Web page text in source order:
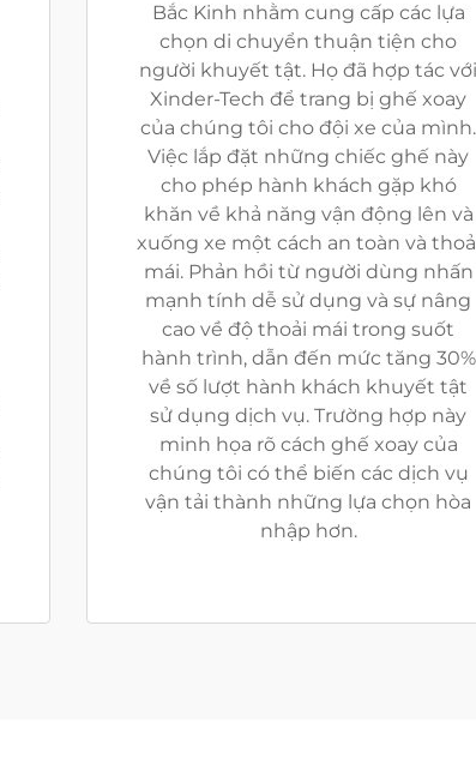
Bắc Kinh nhằm cung cấp các lựa
chọn di chuyển thuận tiện cho
người khuyết tật. Họ đã hợp tác với
Xinder-Tech để trang bị ghế xoay
của chúng tôi cho đội xe của mình.
Việc lắp đặt những chiếc ghế này
cho phép hành khách gặp khó
khăn về khả năng vận động lên và
xuống xe một cách an toàn và
mái. Phản hồi từ người dùng nhấn
mạnh tính dễ sử dụng và sự nâng
cao về độ thoải mái trong suốt
hành trình, dẫn đến mức tăng 30%
về số lượt hành khách khuyết tật
sử dụng dịch vụ. Trường hợp này
minh họa rõ cách ghế xoay của
chúng tôi có thể biến các dịch vụ
vận tải thành những lựa chọn hòa
nhập hơn.